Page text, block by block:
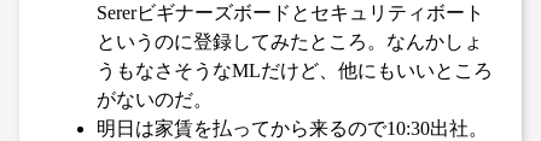
Sererビギナーズボードとセキュリティボート
というのに登録してみたところ。なんかしょ
うもなさそうなMLだけど、他にもいいところ
がないのだ。
明日は家賃を払ってから来るので10:30出社。